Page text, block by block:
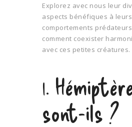
Explorez avec nous leur
aspects bénéfiques à leurs
comportements
comment coexister
avec ces petites créatures.
1.
sont-ils ?